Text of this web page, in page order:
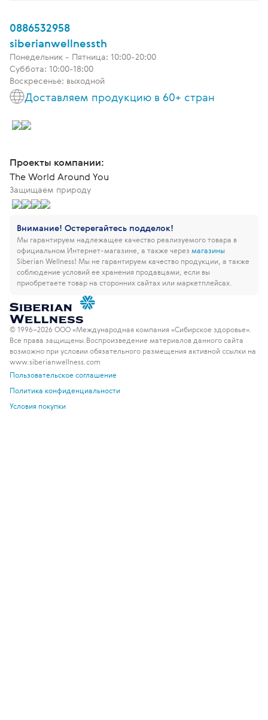
0886532958
siberianwellnessth
Понедельник - Пятница: 10:00-20:00
Суббота: 10:00-18:00
Воскресенье: выходной
Доставляем продукцию в 60+ стран
Проекты компании:
The World Around You
Защищаем природу
Внимание! Остерегайтесь подделок!
Мы гарантируем надлежащее качество реализуемого товара в
официальном Интернет-магазине, а также через магазины
Siberian Wellness! Мы не гарантируем качество продукции, а также
соблюдение условий ее хранения продавцами, если вы
приобретаете товар на сторонних сайтах или маркетплейсах.
© 1996–2026 ООО «Международная компания «Сибирское здоровье».
Все права защищены. Воспроизведение материалов данного сайта
возможно при условии обязательного размещения активной ссылки на
www.siberianwellness.com
Пользовательское соглашение
Политика конфиденциальности
Условия покупки